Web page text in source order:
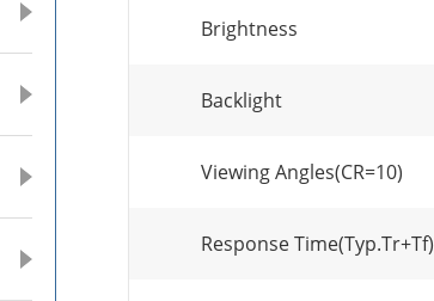
Brightness
Backlight
Viewing Angles(CR=10)
Response Time(Typ.Tr+Tf)